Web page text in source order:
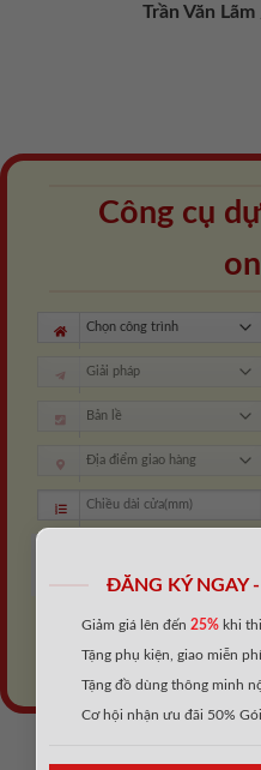
ĐĂNG KÝ NGAY
Giảm giá lên đến 25% khi
Tặng phụ kiện, giao miễn
Tặng đồ dùng thông minh
Cơ hội nhận ưu đãi 50%
Trần Văn Lãm
Công cụ
silicon